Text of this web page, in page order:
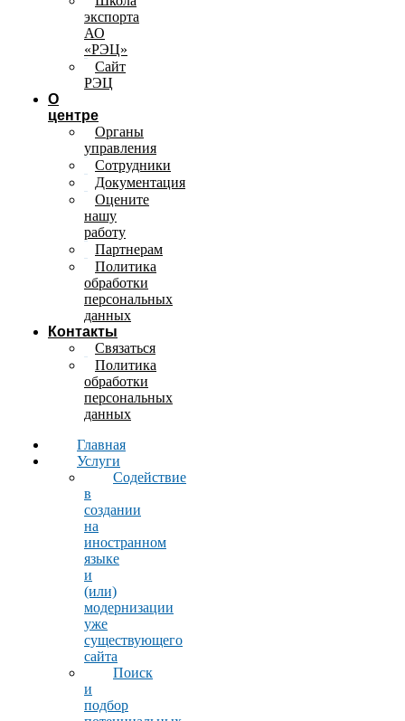
экспорта
АО
«РЭЦ»
Сайт
РЭЦ
О
центре
Органы
управления
Сотрудники
Документация
Оцените
нашу
работу
Партнерам
Политика
обработки
персональных
данных
Контакты
Связаться
Политика
обработки
персональных
данных
Главная
Услуги
Содействие
в
создании
на
иностранном
языке
и
(или)
модернизации
уже
существующего
сайта
Поиск
и
подбор